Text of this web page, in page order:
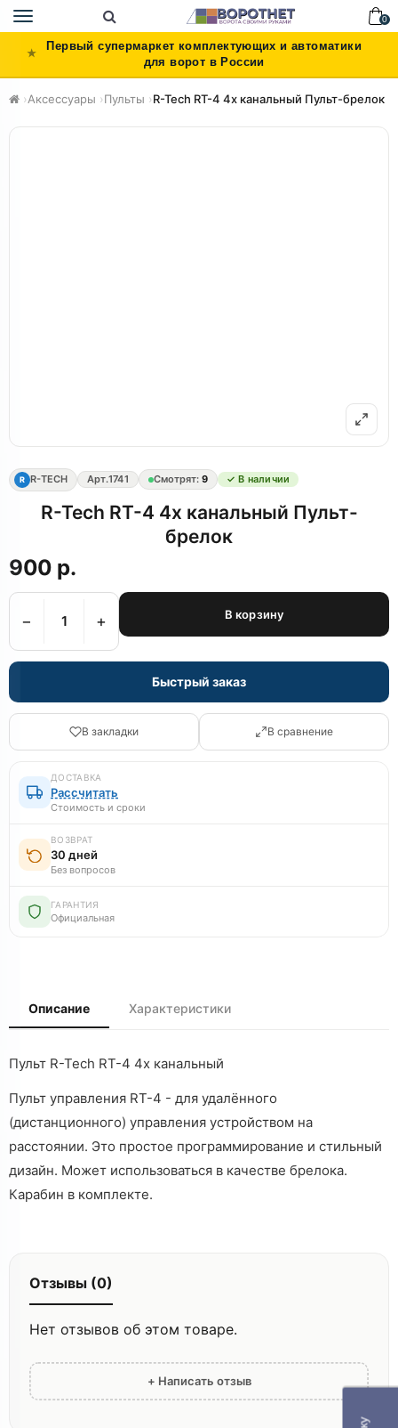
Toggle
navigation
0
Первый супермаркет комплектующих и автоматики
для ворот в России
›Аксессуары ›Пульты ›R-Tech RT-4 4х канальный Пульт-брелок
R R-TECH Арт.1741 Смотрят: 9 ✓ В наличии
R-Tech RT-4 4х канальный Пульт-
брелок
900 р.
− + В корзину
Быстрый заказ
В закладки В сравнение
ДОСТАВКА
Рассчитать
Стоимость и сроки
ВОЗВРАТ
30 дней
Без вопросов
ГАРАНТИЯ
Официальная
Описание Характеристики
Пульт R-Tech RT-4 4х канальный
Пульт управления RT-4 - для удалённого
(дистанционного) управления устройством на
расстоянии. Это простое программирование и стильный
дизайн. Может использоваться в качестве брелока.
Карабин в комплекте.
Отзывы (0)
Нет отзывов об этом товаре.
+ Написать отзыв